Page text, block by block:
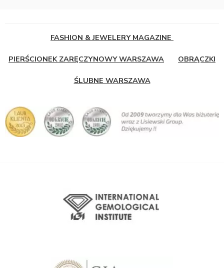
FASHION & JEWELERY MAGAZINE
PIERŚCIONEK ZARĘCZYNOWY WARSZAWA OBRĄCZKI
ŚLUBNE WARSZAWA